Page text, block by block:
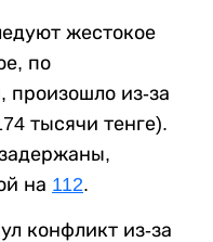
жестокое
по
произошло из-за
тысячи тенге).
на 112.
конфликт из-за